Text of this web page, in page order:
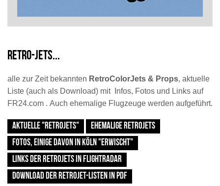
Retro-jets...
alle zur Zeit bekannten RetroColorJets & Props, aktuelle
Liste (auch als Download) mit Infos, Fotos und Links auf
FR24.com . Auch ehemalige Flugzeuge werden aufgeführt.
AKTUELLE "RETROJETS"
EHEMALIGE RETROJETS
FOTOS, EINIGE DAVON IN KÖLN "ERWISCHT"
LINKS DER RETROJETS IN FLIGHTRADAR
DOWNLOAD DER RETROJET-LISTEN IN PDF